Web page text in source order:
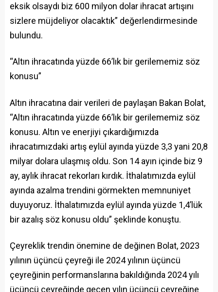
eksik olsaydı biz 600 milyon dolar ihracat artışını
sizlere müjdeliyor olacaktık” değerlendirmesinde
bulundu.
“Altın ihracatında yüzde 66’lık bir gerilememiz söz
konusu”
Altın ihracatına dair verileri de paylaşan Bakan Bolat,
“Altın ihracatında yüzde 66’lık bir gerilememiz söz
konusu. Altın ve enerjiyi çıkardığımızda
ihracatımızdaki artış eylül ayında yüzde 3,3 yani 20,8
milyar dolara ulaşmış oldu. Son 14 ayın içinde biz 9
ay, aylık ihracat rekorları kırdık. İthalatımızda eylül
ayında azalma trendini görmekten memnuniyet
duyuyoruz. İthalatımızda eylül ayında yüzde 1,4’lük
bir azalış söz konusu oldu” şeklinde konuştu.
Çeyreklik trendin önemine de değinen Bolat, 2023
yılının üçüncü çeyreği ile 2024 yılının üçüncü
çeyreğinin performanslarına bakıldığında 2024 yılı
üçüncü çeyreğinde geçen yılın üçüncü çeyreğine